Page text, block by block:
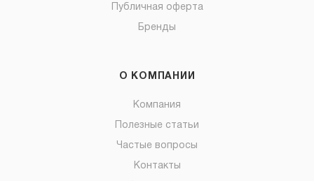
Публичная оферта
Бренды
О КОМПАНИИ
Компания
Полезные статьи
Частые вопросы
Контакты